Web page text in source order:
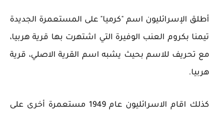
أطلق الإسرائليون اسم "كرميا" على المستعمرة الجديدة
تيمنا بكروم العنب الوفيرة التي اشتهرت بها قرية هربيا،
مع تحريف للاسم بحيث يشبه اسم القرية الاصلي، قرية
هربيا.
كذلك اقام الاسرائليون عام 1949 مستعمرة أخرى على